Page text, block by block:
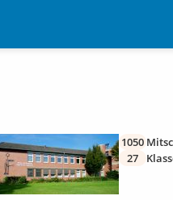
1050
27